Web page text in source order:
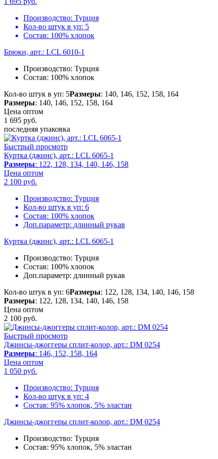
Производство: Турция
Кол-во штук в уп: 5
Состав: 100% хлопок
Брюки, арт.: LCL 6010-1
Производство: Турция
Состав: 100% хлопок
Кол-во штук в уп: 5Размеры: 140, 146, 152, 158, 164
Размеры: 140, 146, 152, 158, 164
Цена оптом
1 695 руб.
последняя упаковка
Быстрый просмотр
Куртка (джинс), арт.: LCL 6065-1
Размеры: 122, 128, 134, 140, 146, 158
Цена оптом
2 100 руб.
Производство: Турция
Кол-во штук в уп: 6
Состав: 100% хлопок
Доп.параметр: длинный рукав
Куртка (джинс), арт.: LCL 6065-1
Производство: Турция
Состав: 100% хлопок
Доп.параметр: длинный рукав
Кол-во штук в уп: 6Размеры: 122, 128, 134, 140, 146, 158
Размеры: 122, 128, 134, 140, 146, 158
Цена оптом
2 100 руб.
Быстрый просмотр
Джинсы-джоггеры сплит-колор, арт.: DM 0254
Размеры: 146, 152, 158, 164
Цена оптом
1 050 руб.
Производство: Турция
Кол-во штук в уп: 4
Состав: 95% хлопок, 5% эластан
Джинсы-джоггеры сплит-колор, арт.: DM 0254
Производство: Турция
Состав: 95% хлопок, 5% эластан